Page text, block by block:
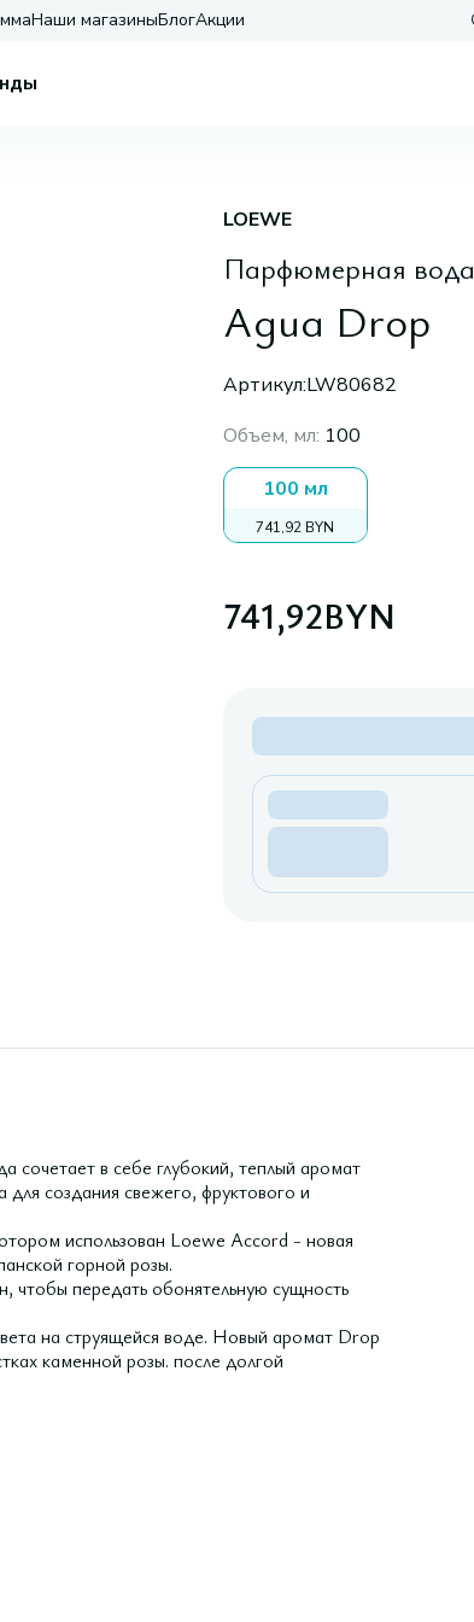
Наши магазиныБлогАкции
LOEWE
Парфюмерная вода
Agua Drop
Артикул:LW80682
Объем, мл: 100
100 мл
741,92 BYN
741,92BYN
в себе глубокий, теплый аромат
создания свежего, фруктового и
использован Loewe Accord - новая
горной розы.
передать обонятельную сущность
на струящейся воде. Новый аромат Drop
каменной розы. после долгой